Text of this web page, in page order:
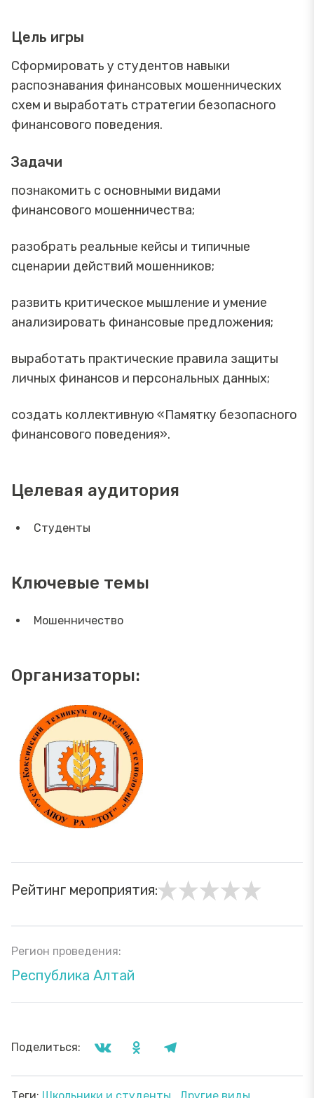
Цель игры
Сформировать у студентов навыки
распознавания финансовых мошеннических
схем и выработать стратегии безопасного
финансового поведения.
Задачи
познакомить с основными видами
финансового мошенничества;
разобрать реальные кейсы и типичные
сценарии действий мошенников;
развить критическое мышление и умение
анализировать финансовые предложения;
выработать практические правила защиты
личных финансов и персональных данных;
создать коллективную «Памятку безопасного
финансового поведения».
Целевая аудитория
Студенты
Ключевые темы
Мошенничество
Организаторы:
Рейтинг мероприятия:
Регион проведения:
Республика Алтай
Поделиться:
Теги: Школьники и студенты Другие виды